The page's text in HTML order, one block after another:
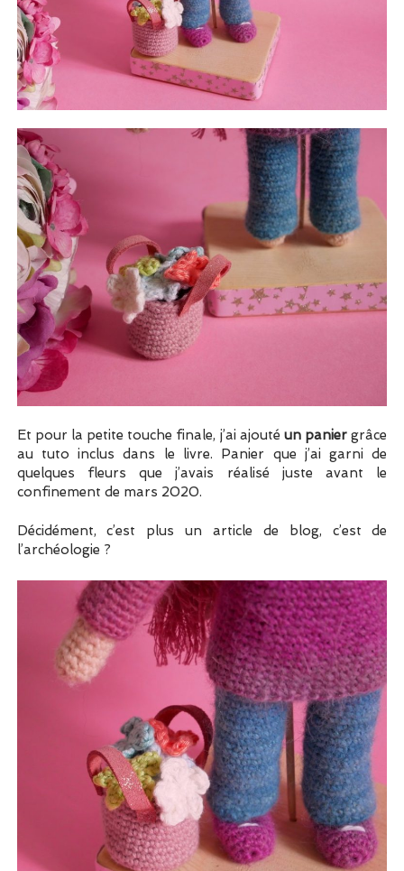
Et pour la petite touche finale, j’ai ajoutéun panier grâce
au tuto inclus dans le livre. Panier que j’ai garni de
quelques fleurs que j’avais réalisé juste avant le
confinement de mars 2020.
Décidément, c’est plus un article de blog, c’est de
l’archéologie ?